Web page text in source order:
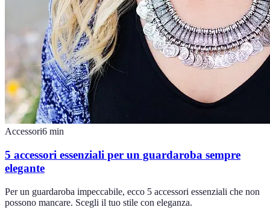
Accessori6 min
5 accessori essenziali per un guardaroba sempre
elegante
Per un guardaroba impeccabile, ecco 5 accessori essenziali che non
possono mancare. Scegli il tuo stile con eleganza.